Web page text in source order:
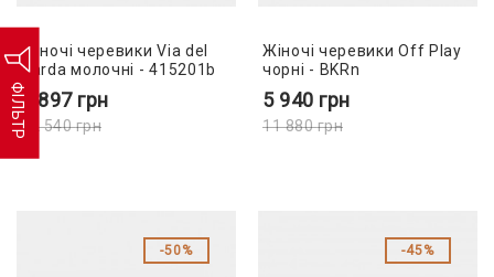
ФІЛЬТР
Жіночі черевики Via del
Garda молочні - 415201b
6 897 грн
12 540грн
Жіночі черевики Off Play
чорні - BKRn
5 940 грн
11 880грн
50% 45%